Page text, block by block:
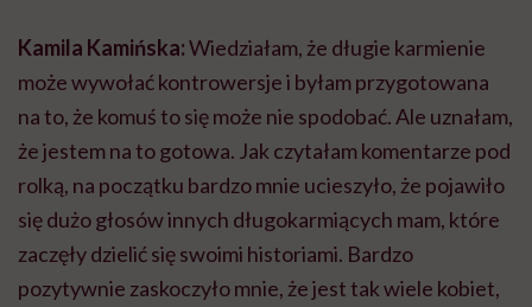
Kamila Kamińska:Wiedziałam, że długie karmienie
może wywołać kontrowersje i byłam przygotowana
na to, że komuś to się może nie spodobać. Ale uznałam,
że jestem na to gotowa. Jak czytałam komentarze pod
rolką, na początku bardzo mnie ucieszyło, że pojawiło
się dużo głosów innych długokarmiących mam, które
zaczęły dzielić się swoimi historiami. Bardzo
pozytywnie zaskoczyło mnie, że jest tak wiele kobiet,